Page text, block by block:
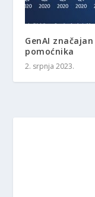
GenAI
pomoćnika
2. srpnja 2023.